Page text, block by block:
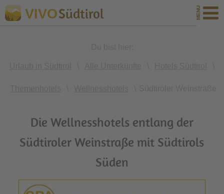
VIVOSüdtirol
Die Wellnesshotels entlang der
Südtiroler Weinstraße mit Südtirols
Süden